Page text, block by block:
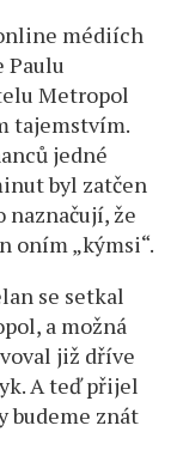
médiích
Paulu
Metropol
tajemstvím.
jedné
byl zatčen
naznačují, že
oním „kýmsi“.
se setkal
a možná
již dříve
A teď přijel
budeme znát